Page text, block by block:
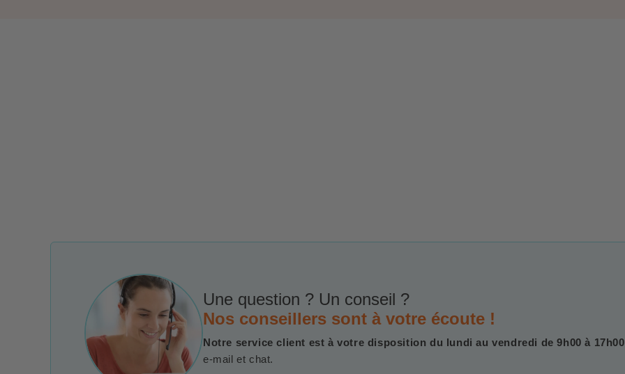
Une question ? Un conseil ?
Nos conseillers sont à votre écoute !
Notre service client est à votre disposition du lundi au vendredi de 9h00 à 17h00
e-mail et chat.